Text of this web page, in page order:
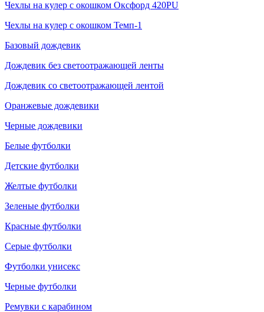
Чехлы на кулер с окошком Оксфорд 420PU
Чехлы на кулер с окошком Темп-1
Базовый дождевик
Дождевик без светоотражающей ленты
Дождевик со светоотражающей лентой
Оранжевые дождевики
Черные дождевики
Белые футболки
Детские футболки
Желтые футболки
Зеленые футболки
Красные футболки
Серые футболки
Футболки унисекс
Черные футболки
Ремувки с карабином